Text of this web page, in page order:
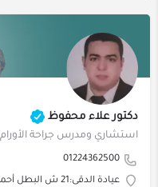
دكتور علاء محفوظ
استشاري ومدرس جراحة الأورام
01224362500
عيادة الدقى:21 ش البطل أحمد عبد العزيز، الدور الخامس دايموند كلنيك